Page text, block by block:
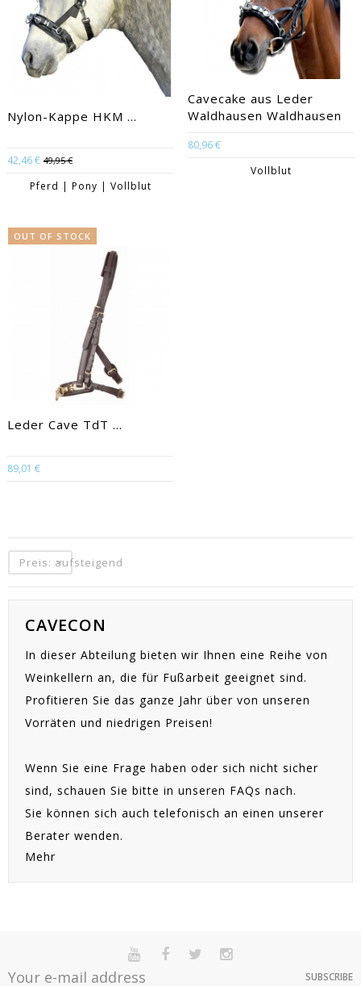
Nylon-Kappe HKM ...
42,46 € 49,95 €
Pferd | Pony | Vollblut
Cavecake aus Leder
Waldhausen Waldhausen
80,96 €
Vollblut
OUT OF STOCK
Leder Cave TdT ...
89,01 €
Preis: aufsteigend
CAVECON
In dieser Abteilung bieten wir Ihnen eine Reihe von
Weinkellern an, die für Fußarbeit geeignet sind.
Profitieren Sie das ganze Jahr über von unseren
Vorräten und niedrigen Preisen!
Wenn Sie eine Frage haben oder sich nicht sicher
sind, schauen Sie bitte in unseren FAQs nach.
Sie können sich auch telefonisch an einen unserer
Berater wenden.
Mehr
SUBSCRIBE